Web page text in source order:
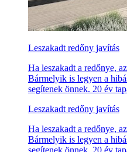
Leszakadt redőny javítás
Ha leszakadt a redőnye,
Bármelyik is legyen a
segítenek önnek. 20 év
Leszakadt redőny javítás
Ha leszakadt a redőnye,
Bármelyik is legyen a
segítenek önnek. 20 év